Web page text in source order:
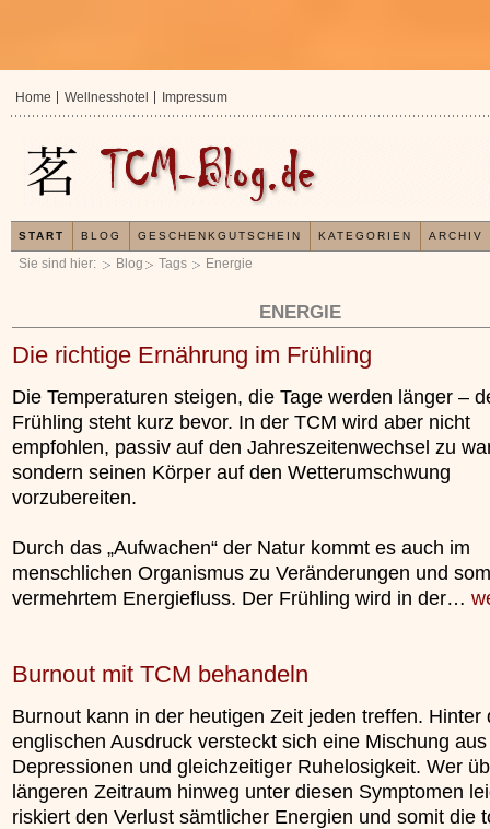
Sie sind hier: Blog Tags Energie
ENERGIE
Die richtige Ernährung im Frühling
Die Temperaturen steigen, die Tage werden länger –
Frühling steht kurz bevor. In der TCM wird aber nicht
empfohlen, passiv auf den Jahreszeitenwechsel zu
sondern seinen Körper auf den Wetterumschwung
vorzubereiten.
Durch das „Aufwachen“ der Natur kommt es auch im
menschlichen Organismus zu Veränderungen und
vermehrtem Energiefluss. Der Frühling wird in der…
Burnout mit TCM behandeln
Burnout kann in der heutigen Zeit jeden treffen. Hinter
englischen Ausdruck versteckt sich eine Mischung aus
Depressionen und gleichzeitiger Ruhelosigkeit. Wer
längeren Zeitraum hinweg unter diesen Symptomen
riskiert den Verlust sämtlicher Energien und somit die
In der TCM sind Experten der Meinung,
Home Wellnesshotel Impressum
START BLOG GESCHENKGUTSCHEIN KATEGORIEN ARCHIV